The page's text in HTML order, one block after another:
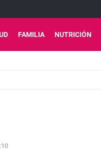
FAMILIA NUTRICIÓN